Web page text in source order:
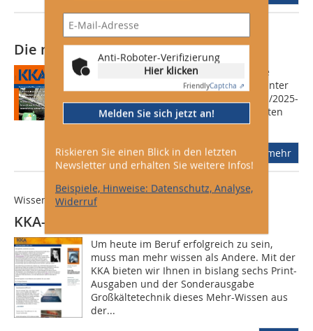
Anti-Roboter-Verifizierung
Hier klicken
FriendlyCaptcha ⇗
Melden Sie sich jetzt an!
Riskieren Sie einen Blick in den letzten
Newsletter und erhalten Sie weitere Infos!
Beispiele, Hinweise: Datenschutz, Analyse,
Widerruf
Die neue KKA ist da!
Die neue Kälte Klima Aktuell (Ausgabe
04/2025) ist jetzt erschienen. Online unter
https://www.kka-online.info/ausgaben/2025-
04-4272285.html und für Abonnementen
als gedruckte Ausgabe in wenigen...
mehr
Wissen Sie mehr!
KKA-Newsletter ist da
Um heute im Beruf erfolgreich zu sein,
muss man mehr wissen als Andere. Mit der
KKA bieten wir Ihnen in bislang sechs Print-
Ausgaben und der Sonderausgabe
Großkältetechnik dieses Mehr-Wissen aus
der...